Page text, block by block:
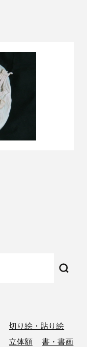
切り絵・貼り絵
立体額
書・書画